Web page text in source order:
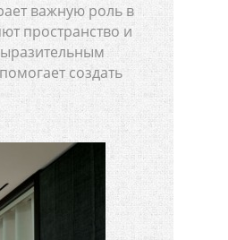
важную роль в
пространство и
создать